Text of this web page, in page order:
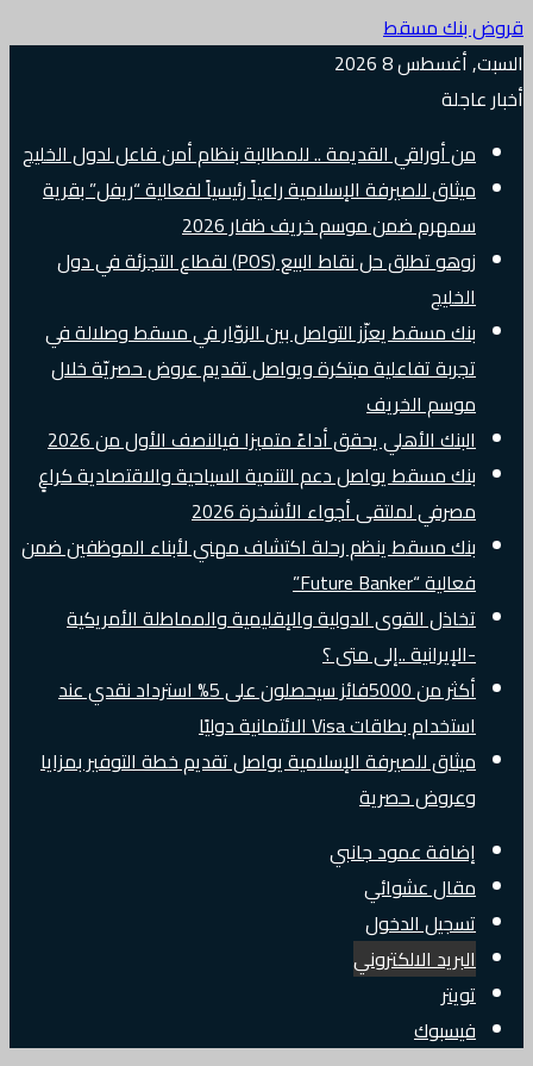
قروض بنك مسقط
السبت, أغسطس 8 2026
أخبار عاجلة
من أوراقي القديمة .. للمطالبة بنظام أمن فاعل لدول الخليج
ميثاق للصيرفة الإسلامية راعياً رئيسياً لفعالية “ريفل” بقرية
سمهرم ضمن موسم خريف ظفار 2026
زوهو تطلق حل نقاط البيع (POS) لقطاع التجزئة في دول
الخليج
بنك مسقط يعزّز التواصل بين الزوّار في مسقط وصلالة في
تجربة تفاعلية مبتكرة ويواصل تقديم عروض حصريّة خلال
موسم الخريف
البنك الأهلي يحقق أداءً متميزا فيالنصف الأول من 2026
بنك مسقط يواصل دعم التنمية السياحية والاقتصادية كراعٍ
مصرفي لملتقى أجواء الأشخرة 2026
بنك مسقط ينظم رحلة اكتشاف مهني لأبناء الموظفين ضمن
فعالية “Future Banker”
تخاذل القوى الدولية والإقليمية والمماطلة الأمريكية
-الإيرانية ..إلى متى ؟
أكثر من 5000فائز سيحصلون على 5% استرداد نقدي عند
استخدام بطاقات Visa الائتمانية دوليًا
ميثاق للصيرفة الإسلامية يواصل تقديم خطة التوفير بمزايا
وعروض حصرية
إضافة عمود جانبي
مقال عشوائي
تسجيل الدخول
البريد الالكتروني
تويتر
فيسبوك